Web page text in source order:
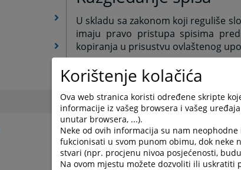
U skladu sa zakonom koji reguliše
imaju pravo pristupa spisima
kopiranja u prisustvu ovlaštenog
Razgledanje i prepisivanje spisa
nadzorom radnika pisarnice u
Službenik za odnose sa
reguliše slobodu pristupa
Korištenje kolačića
Ova web stranica koristi određene skripte
informacije iz vašeg browsera i vašeg
unutar browsera, ...).
Neke od ovih informacija su nam
fukcionisati u svom punom obimu, dok neke
stvari (npr. procjenu nivoa posjećenosti,
Na ovom mjestu možete dozvoliti ili uskratiti